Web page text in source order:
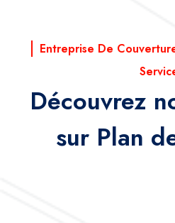
Entreprise De
Découvrez
sur Plan